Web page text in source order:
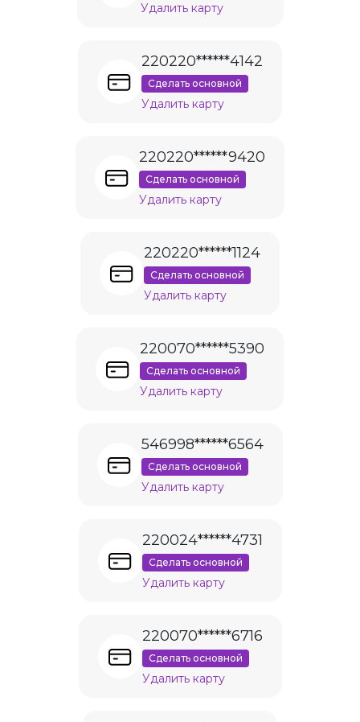
Удалить карту
220220******4142
Сделать основной
Удалить карту
220220******9420
Сделать основной
Удалить карту
220220******1124
Сделать основной
Удалить карту
220070******5390
Сделать основной
Удалить карту
546998******6564
Сделать основной
Удалить карту
220024******4731
Сделать основной
Удалить карту
220070******6716
Сделать основной
Удалить карту